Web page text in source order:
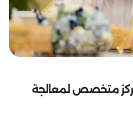
متخصص لمعالجة